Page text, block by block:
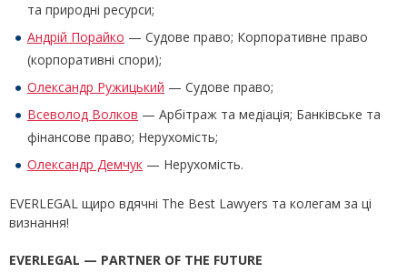
та природні ресурси;
Андрій Порайко — Судове право; Корпоративне право
(корпоративні спори);
Олександр Ружицький — Судове право;
Всеволод Волков — Арбітраж та медіація; Банківське та
фінансове право; Нерухомість;
Олександр Демчук — Нерухомість.
EVERLEGAL щиро вдячні The Best Lawyers та колегам за ці
визнання!
EVERLEGAL — PARTNER OF THE FUTURE